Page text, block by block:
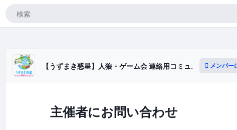
【うずまき惑星】人狼・ゲーム会 連絡用コミュニティメンバー
主催者にお問い合わせ